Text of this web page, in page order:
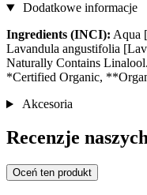
Dodatkowe informacje
Ingredients (INCI): Aqua
Lavandula angustifolia
Naturally Contains Linalool.
*Certified Organic,
Akcesoria
Recenzje
Oceń ten produkt